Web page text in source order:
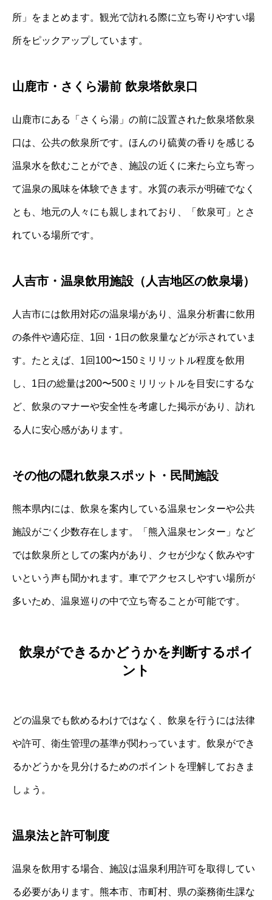
所」をまとめます。観光で訪れる際に立ち寄りやすい場
所をピックアップしています。
山鹿市・さくら湯前 飲泉塔飲泉口
山鹿市にある「さくら湯」の前に設置された飲泉塔飲泉
口は、公共の飲泉所です。ほんのり硫黄の香りを感じる
温泉水を飲むことができ、施設の近くに来たら立ち寄っ
て温泉の風味を体験できます。水質の表示が明確でなく
とも、地元の人々にも親しまれており、「飲泉可」とさ
れている場所です。
人吉市・温泉飲用施設（人吉地区の飲泉場）
人吉市には飲用対応の温泉場があり、温泉分析書に飲用
の条件や適応症、1回・1日の飲泉量などが示されていま
す。たとえば、1回100〜150ミリリットル程度を飲用
し、1日の総量は200〜500ミリリットルを目安にするな
ど、飲泉のマナーや安全性を考慮した掲示があり、訪れ
る人に安心感があります。
その他の隠れ飲泉スポット・民間施設
熊本県内には、飲泉を案内している温泉センターや公共
施設がごく少数存在します。「熊入温泉センター」など
では飲泉所としての案内があり、クセが少なく飲みやす
いという声も聞かれます。車でアクセスしやすい場所が
多いため、温泉巡りの中で立ち寄ることが可能です。
飲泉ができるかどうかを判断するポイ
ント
どの温泉でも飲めるわけではなく、飲泉を行うには法律
や許可、衛生管理の基準が関わっています。飲泉ができ
るかどうかを見分けるためのポイントを理解しておきま
しょう。
温泉法と許可制度
温泉を飲用する場合、施設は温泉利用許可を取得してい
る必要があります。熊本市、市町村、県の薬務衛生課な